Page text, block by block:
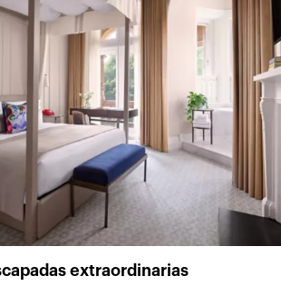
extraordinarias